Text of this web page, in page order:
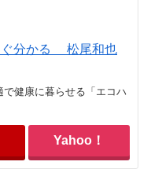
ぐ分かる 松尾和也
健康に暮らせる「エコハ
Yahoo！